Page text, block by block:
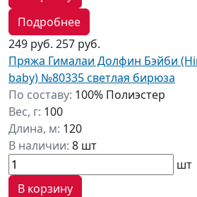
Подробнее
249 руб. 257 руб.
Пряжа Гималаи Долфин Бэйби
baby) №80335 светлая бирюза
По составу: 100% Полиэстер
Вес, г: 100
Длина, м: 120
В наличии: 8 шт
шт
В корзину